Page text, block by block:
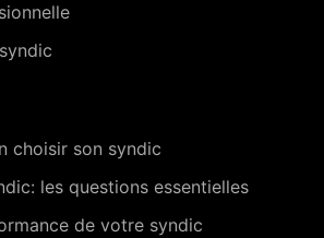
choisir son syndic
les questions essentielles
de votre syndic